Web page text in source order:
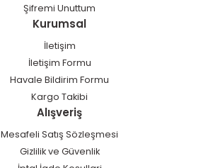
Şifremi Unuttum
Kurumsal
İletişim
İletişim Formu
Havale Bildirim Formu
Kargo Takibi
Alışveriş
Mesafeli Satış Sözleşmesi
Gizlilik ve Güvenlik